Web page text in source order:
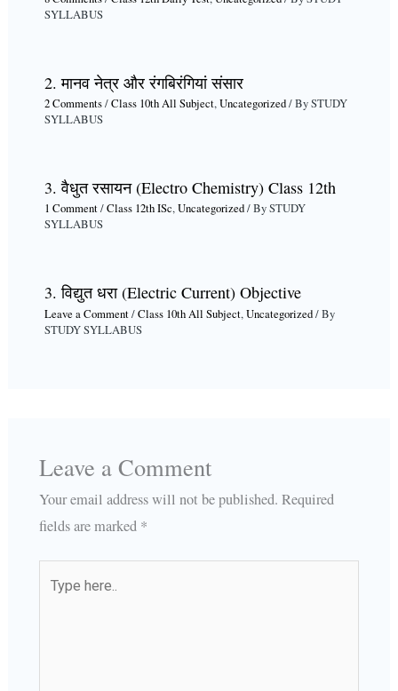
SYLLABUS
2. मानव नेत्र और रंगबिरंगियां संसार
2 Comments/Class 10th All Subject,Uncategorized/ BySTUDY
SYLLABUS
3. वैधुत रसायन (Electro Chemistry) Class 12th
1 Comment/Class 12th ISc,Uncategorized/ BySTUDY
SYLLABUS
3. विद्युत धरा (Electric Current) Objective
Leave a Comment/Class 10th All Subject,Uncategorized/ By
STUDY SYLLABUS
Leave a Comment
Your email address will not be published. Required
fields are marked *
here..